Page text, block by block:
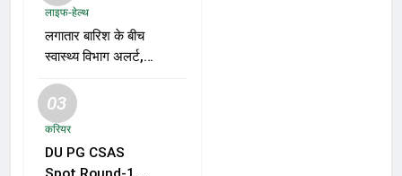
लाइफ-हेल्थ
लगातार बारिश के बीच
स्वास्थ्य विभाग अलर्ट,
वायरल बुखार की
रोकथाम के लिए राज्यों
निर्देश
03
करियर
DU PG CSAS